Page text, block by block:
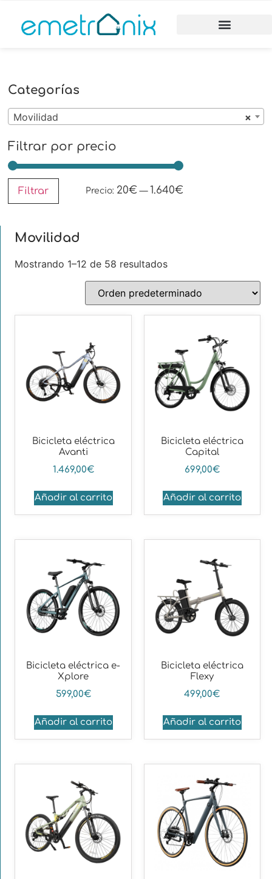
Categorías
×
Movilidad
Filtrar por precio
Filtrar Precio: 20€ — 1.640€
Movilidad
Mostrando 1–12 de 58 resultados
Bicicleta eléctrica
Avanti
1.469,00€
Añadir al carrito
Bicicleta eléctrica
Capital
699,00€
Añadir al carrito
Bicicleta eléctrica e-
Xplore
599,00€
Añadir al carrito
Bicicleta eléctrica
Flexy
499,00€
Añadir al carrito